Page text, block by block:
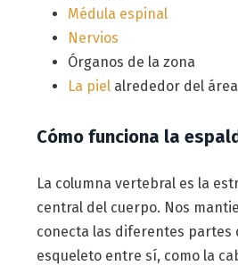
Médula espinal
Nervios
Órganos de la zona
La pielalrededor del área
Cómo funciona la
La columna vertebral es la
central del cuerpo. Nos
conecta las diferentes partes
esqueleto entre sí, como la